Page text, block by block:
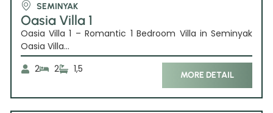
SEMINYAK
Oasia Villa 1
Oasia Villa 1 – Romantic 1 Bedroom Villa in Seminyak
Oasia Villa...
2
2 1,5
MORE DETAIL